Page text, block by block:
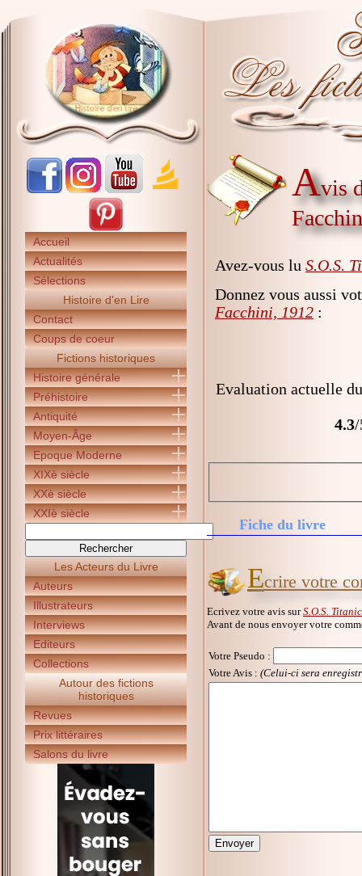
Accueil
Actualités
Sélections
Histoire d'en Lire
Contact
Coups de coeur
Fictions historiques
Histoire générale
Préhistoire
Antiquité
Moyen-Âge
Epoque Moderne
XIXè siècle
XXè siècle
XXIè siècle
Les Acteurs du Livre
Auteurs
Illustrateurs
Interviews
Editeurs
Collections
Autour des fictions
historiques
Revues
Prix littéraires
Salons du livre
Avis
Avez-vous lu S.O.S.
Donnez vous aussi
Facchini, 1912 :
Evaluation actuelle
4.3/
Fiche du livre
Ecrire votre
Ecrivez votre avis surS.O.S.
Avant de nous envoyer votre
Votre Pseudo :
Votre Avis : (Celui-ci sera